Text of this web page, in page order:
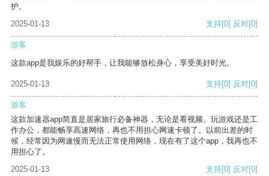
护。
2025-01-13
支持[0] 反对[0]
游客
这款app是我娱乐的好帮手，让我能够放松身心，享受美好时光。
2025-01-13 支持[0] 反对[0]
游客
这款加速器app简直是居家旅行必备神器，无论是看视频、玩游戏还是工
作办公，都能畅享高速网络，再也不用担心网速卡顿了。以前出差的时
候，经常因为网速慢而无法正常使用网络，现在有了这个app，我再也不
用担心了。
2025-01-13
支持[0] 反对[0]